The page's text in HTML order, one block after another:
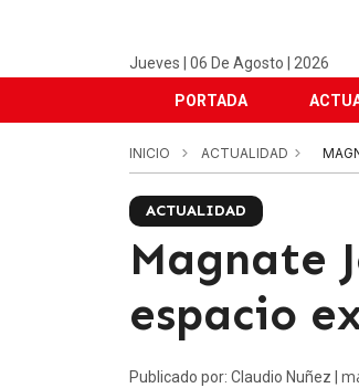
Jueves | 06 De Agosto | 2026
PORTADA
INICIO ACTUALIDAD
ACTUALIDAD
Magnate
espacio
Publicado por: Claudio Nuñez |